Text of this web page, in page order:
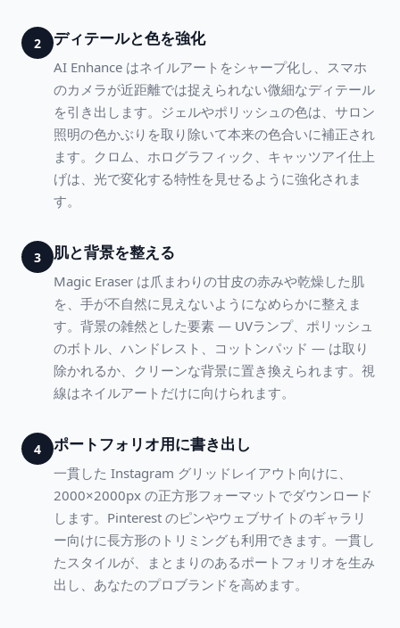
2 ディテールと色を強化
AI Enhance はネイルアートをシャープ化し、スマホ
のカメラが近距離では捉えられない微細なディテール
を引き出します。ジェルやポリッシュの色は、サロン
照明の色かぶりを取り除いて本来の色合いに補正され
ます。クロム、ホログラフィック、キャッツアイ仕上
げは、光で変化する特性を見せるように強化されま
す。
3 肌と背景を整える
Magic Eraser は爪まわりの甘皮の赤みや乾燥した肌
を、手が不自然に見えないようになめらかに整えま
す。背景の雑然とした要素 — UVランプ、ポリッシュ
のボトル、ハンドレスト、コットンパッド — は取り
除かれるか、クリーンな背景に置き換えられます。視
線はネイルアートだけに向けられます。
4 ポートフォリオ用に書き出し
一貫した Instagram グリッドレイアウト向けに、
2000×2000px の正方形フォーマットでダウンロード
します。Pinterest のピンやウェブサイトのギャラリ
ー向けに長方形のトリミングも利用できます。一貫し
たスタイルが、まとまりのあるポートフォリオを生み
出し、あなたのプロブランドを高めます。